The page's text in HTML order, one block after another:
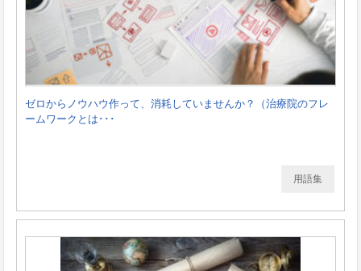
ゼロからノウハウ作って、消耗していませんか？（治療院のフレ
ームワークとは･･･
用語集